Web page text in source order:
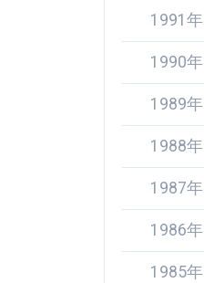
1991年
1990年
1989年
1988年
1987年
1986年
1985年